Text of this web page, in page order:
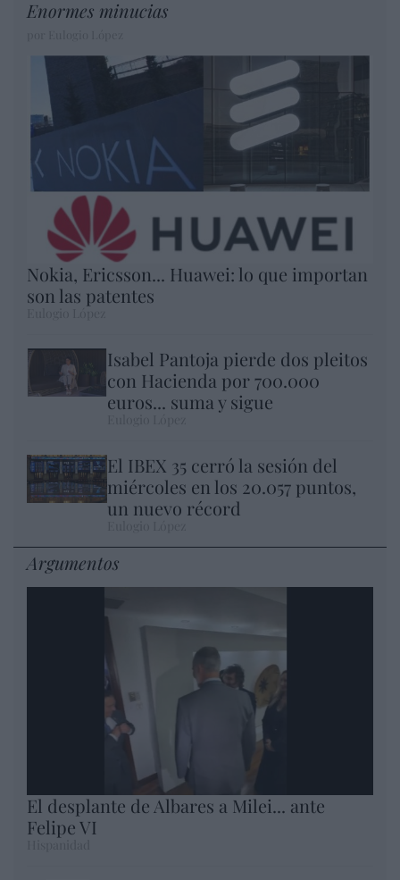
Enormes minucias
Nokia, Ericsson... Huawei: lo que importan
son las patentes
Isabel Pantoja pierde dos pleitos
con Hacienda por 700.000
euros... suma y sigue
El IBEX 35 cerró la sesión del
miércoles en los 20.057 puntos,
un nuevo récord
Argumentos
El desplante de Albares a Milei... ante
Felipe VI